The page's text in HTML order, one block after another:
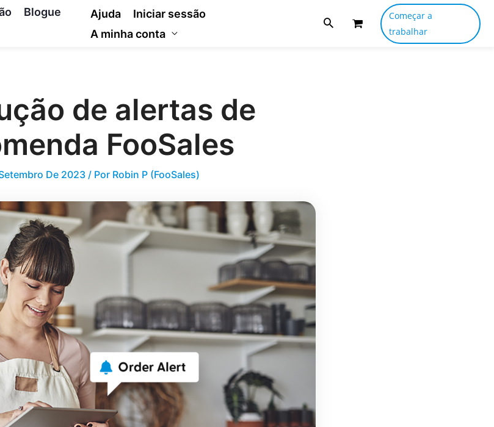
Blogue
Ajuda
Iniciar sessão
A minha conta
Começar a
trabalhar
de alertas de
FooSales
De 2023 / Por Robin P (FooSales)